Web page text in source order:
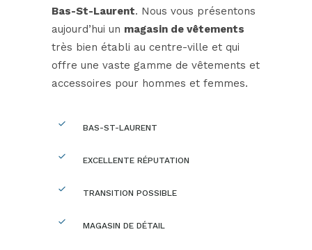
Bas-St-Laurent. Nous vous présentons
aujourd’hui un magasin de vêtements
très bien établi au centre-ville et qui
offre une vaste gamme de vêtements et
accessoires pour hommes et femmes.
BAS-ST-LAURENT
EXCELLENTE RÉPUTATION
TRANSITION POSSIBLE
MAGASIN DE DÉTAIL